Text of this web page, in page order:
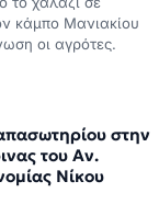
στην
Νίκου
το περασμένο